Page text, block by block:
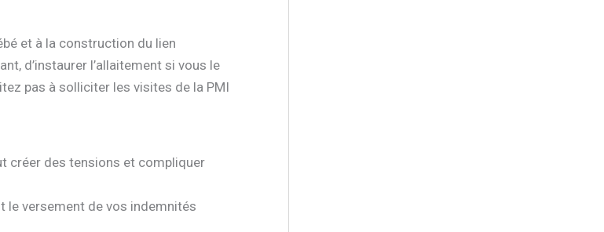
et à la construction du lien
d’instaurer l’allaitement si vous le
pas à solliciter les visites de la PMI
créer des tensions et compliquer
le versement de vos indemnités